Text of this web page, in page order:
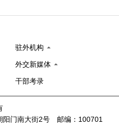
驻外机构
外交新媒体
干部考录
阳门南大街2号 邮编：100701